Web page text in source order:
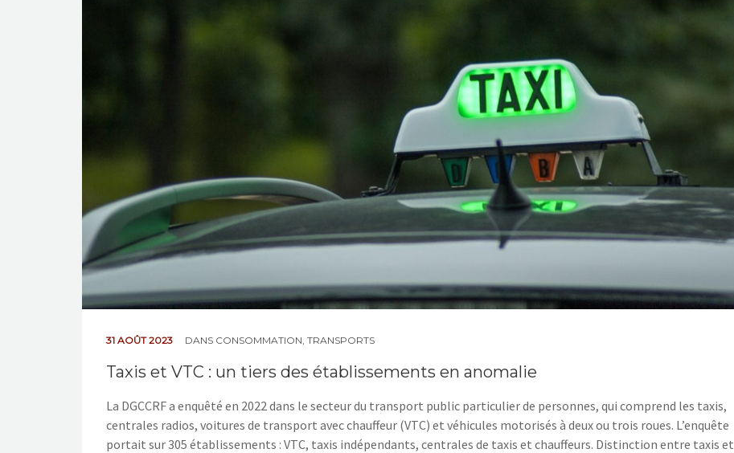
31 AOÛT 2023 DANS CONSOMMATION TRANSPORTS
Taxis et VTC : un tiers des établissements en anomalie
La DGCCRF a enquêté en 2022 dans le secteur du transport public particulier de personnes, qui comprend les taxis,
centrales radios, voitures de transport avec chauffeur (VTC) et véhicules motorisés à deux ou trois roues. L’enquête
portait sur 305 établissements : VTC, taxis indépendants, centrales de taxis et chauffeurs. Distinction entre taxis et